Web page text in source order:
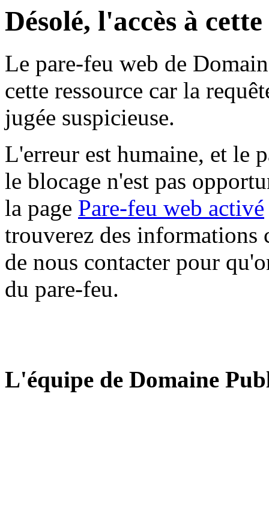
Désolé, l'accès à
Le pare-feu web de
cette ressource car la
jugée suspicieuse.
L'erreur est humaine, et le
le blocage n'est pas
la page Pare-feu web activé
trouverez des informations
de nous contacter pour
du pare-feu.
L'équipe de Domaine